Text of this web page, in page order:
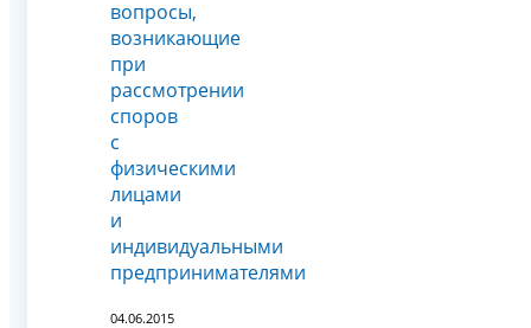
вопросы,
возникающие
при
рассмотрении
споров
с
физическими
лицами
и
индивидуальными
предпринимателями
04.06.2015